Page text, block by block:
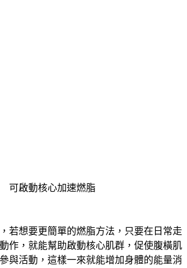
可啟動核心加速燃脂
若想要更簡單的燃脂方法，只要在日常走
作，就能幫助啟動核心肌群，促使腹橫肌
與活動，這樣一來就能增加身體的能量消